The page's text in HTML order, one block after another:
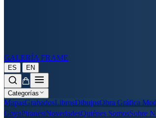
GALERÍA FRAME
ES | EN
Categorías
MapasGrabadosLibrosDibujosObra Gráfica
GoyaPiranesiNovedadesQuiénes SomosSobre